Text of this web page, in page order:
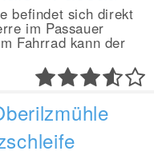
befindet sich direkt
im Passauer
Fahrrad kann der